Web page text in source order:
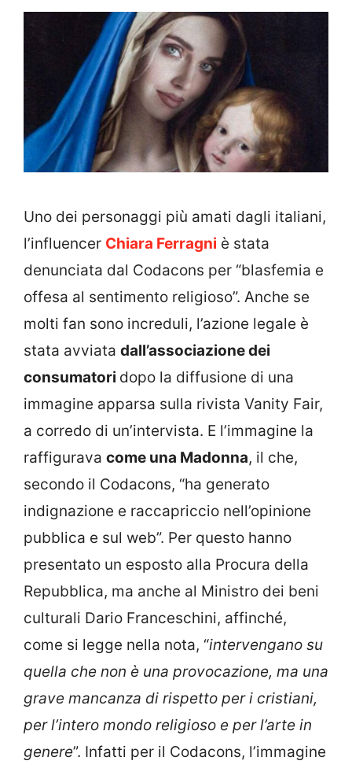
Uno dei personaggi più amati dagli italiani,
l’influencer Chiara Ferragni è stata
denunciata dal Codacons per “blasfemia e
offesa al sentimento religioso”. Anche se
molti fan sono increduli, l’azione legale è
stata avviata dall’associazione dei
consumatori dopo la diffusione di una
immagine apparsa sulla rivista Vanity Fair,
a corredo di un’intervista. E l’immagine la
raffigurava come una Madonna, il che,
secondo il Codacons, “ha generato
indignazione e raccapriccio nell’opinione
pubblica e sul web”. Per questo hanno
presentato un esposto alla Procura della
Repubblica, ma anche al Ministro dei beni
culturali Dario Franceschini, affinché,
come si legge nella nota, “intervengano su
quella che non è una provocazione, ma una
grave mancanza di rispetto per i cristiani,
per l’intero mondo religioso e per l’arte in
genere”. Infatti per il Codacons, l’immagine